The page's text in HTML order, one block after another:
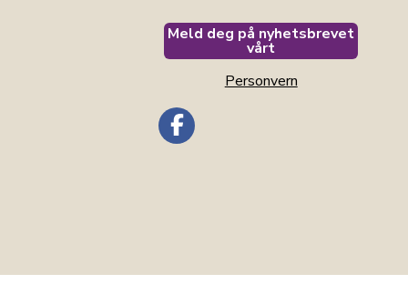
Meld deg på nyhetsbrevet
vårt
Personvern